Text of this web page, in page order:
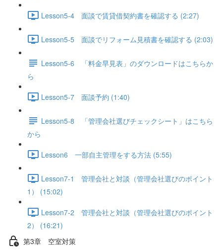
Lesson5-4 面談で賃貸借契約書を確認する (2:27)
Lesson5-5 面談でリフォーム見積書を確認する (2:03)
Lesson5-6 「料金早見表」のダウンロードはこちらか
ら
Lesson5-7 面談予約 (1:40)
Lesson5-8 「管理会社選びチェックシート」はこちら
から
Lesson6 一部自主管理をする方法 (5:55)
Lesson7-1 管理会社と対談（管理会社選びのポイント
1） (15:02)
Lesson7-2 管理会社と対談（管理会社選びのポイント
2） (16:21)
第3章 空室対策